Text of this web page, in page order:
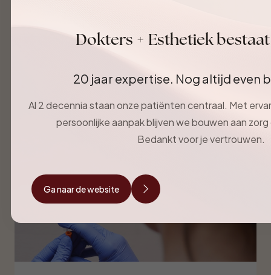
Ga naar alle artikelen
Dokters + Esthetiek
20 jaar expertise. Nog altijd even
Al 2 decennia staan onze patiënten centraal. Met
persoonlijke aanpak blijven we bouwen aan
Bedankt voor je vertrouwen.
Ga naar de website